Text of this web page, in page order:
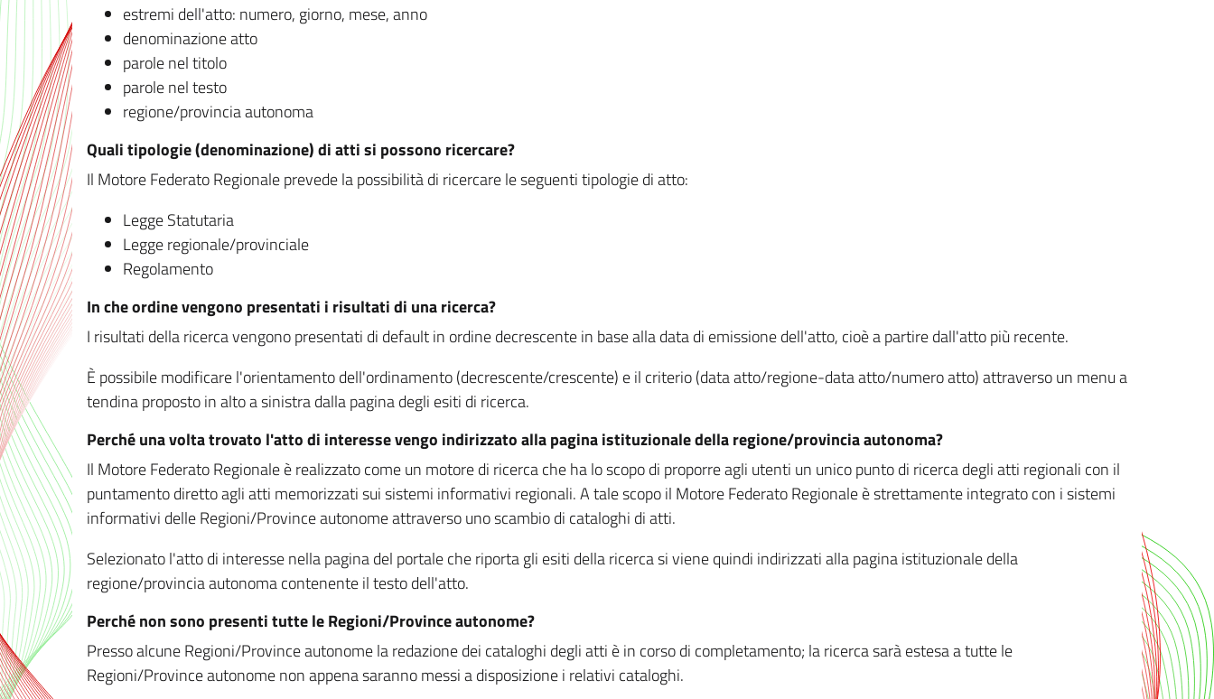
estremi dell'atto: numero, giorno, mese, anno
denominazione atto
parole nel titolo
parole nel testo
regione/provincia autonoma
Quali tipologie (denominazione) di atti si possono ricercare?
Il Motore Federato Regionale prevede la possibilità di ricercare le seguenti tipologie di atto:
Legge Statutaria
Legge regionale/provinciale
Regolamento
In che ordine vengono presentati i risultati di una ricerca?
I risultati della ricerca vengono presentati di default in ordine decrescente in base alla data di emissione dell'atto, cioè a partire dall'atto più recente.
È possibile modificare l'orientamento dell'ordinamento (decrescente/crescente) e il criterio (data atto/regione-data atto/numero atto) attraverso un menu a
tendina proposto in alto a sinistra dalla pagina degli esiti di ricerca.
Perché una volta trovato l'atto di interesse vengo indirizzato alla pagina istituzionale della regione/provincia autonoma?
Il Motore Federato Regionale è realizzato come un motore di ricerca che ha lo scopo di proporre agli utenti un unico punto di ricerca degli atti regionali con il
puntamento diretto agli atti memorizzati sui sistemi informativi regionali. A tale scopo il Motore Federato Regionale è strettamente integrato con i sistemi
informativi delle Regioni/Province autonome attraverso uno scambio di cataloghi di atti.
Selezionato l'atto di interesse nella pagina del portale che riporta gli esiti della ricerca si viene quindi indirizzati alla pagina istituzionale della
regione/provincia autonoma contenente il testo dell'atto.
Perché non sono presenti tutte le Regioni/Province autonome?
Presso alcune Regioni/Province autonome la redazione dei cataloghi degli atti è in corso di completamento; la ricerca sarà estesa a tutte le
Regioni/Province autonome non appena saranno messi a disposizione i relativi cataloghi.